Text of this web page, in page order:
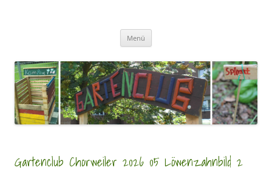
Menü
Gartenclub Chorweiler 2026 05 Löwenzahnbild 2